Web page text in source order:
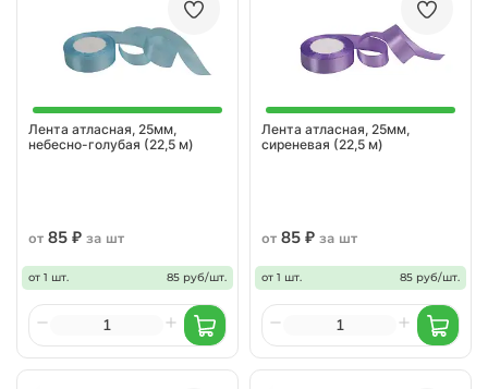
Лента атласная, 25мм,
небесно-голубая (22,5 м)
от 85 ₽ за шт
от 1 шт. 85 руб/шт.
Лента атласная, 25мм,
сиреневая (22,5 м)
от 85 ₽ за шт
от 1 шт. 85 руб/шт.